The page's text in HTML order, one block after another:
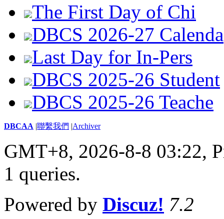
The First Day of Chi
DBCS 2026-27 Calenda
Last Day for In-Pers
DBCS 2025-26 Student
DBCS 2025-26 Teache
DBCAA |聯繫我們 |Archiver
GMT+8, 2026-8-8 03:22,
1 queries.
Powered by Discuz! 7.2